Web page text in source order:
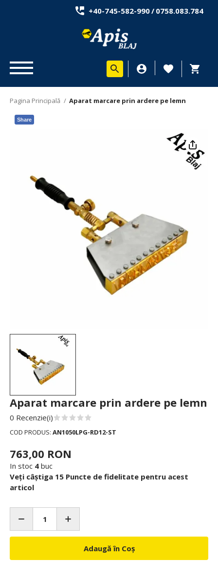
+40-745-582-990/ 0758.083.784
Pagina Principală / Aparat marcare prin ardere pe lemn
Share
Aparat marcare prin ardere pe lemn
0 Recenzie(i)
COD PRODUS: AN1050LPG-RD12-ST
763,00 RON
In stoc 4 buc
Veți câștiga 15 Puncte de fidelitate pentru acest
articol
Adaugă în Coș